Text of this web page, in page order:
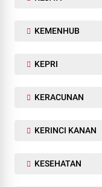
KEMENHUB
KEPRI
KERACUNAN
KERINCI KANAN
KESEHATAN